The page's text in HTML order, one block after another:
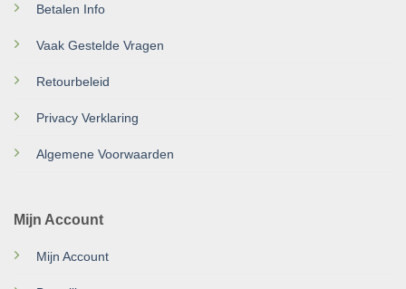
Betalen Info
Vaak Gestelde Vragen
Retourbeleid
Privacy Verklaring
Algemene Voorwaarden
Mijn Account
Mijn Account